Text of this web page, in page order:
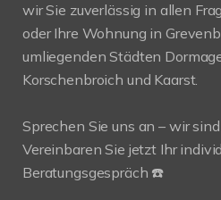
wir Sie zuverlässig in allen
oder Ihre Wohnung in
umliegenden Städten
Korschenbroich und Kaarst.
Sprechen Sie uns an – wir
Vereinbaren Sie jetzt Ihr
Beratungsgespräch ☎️